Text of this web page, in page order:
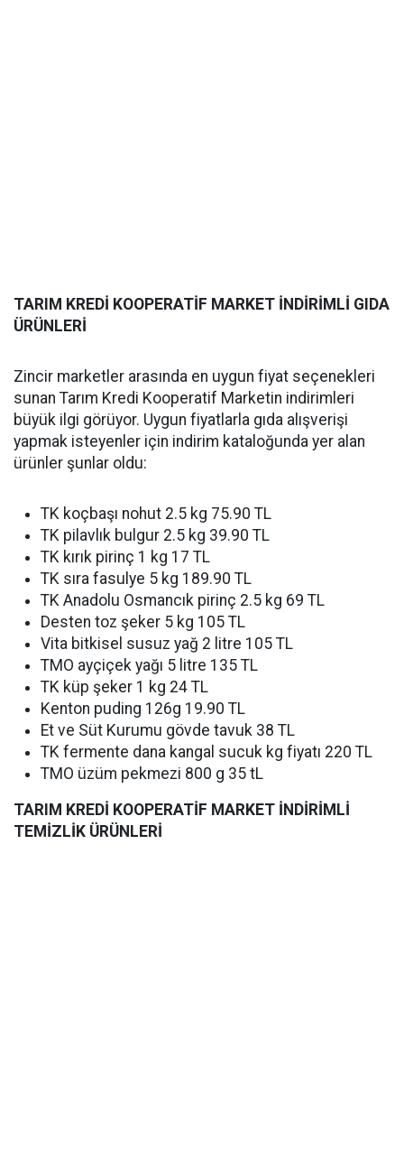
TARIM KREDİ KOOPERATİF MARKET İNDİRİMLİ GIDA
ÜRÜNLERİ
Zincir marketler arasında en uygun fiyat seçenekleri
sunan Tarım Kredi Kooperatif Marketin indirimleri
büyük ilgi görüyor. Uygun fiyatlarla gıda alışverişi
yapmak isteyenler için indirim kataloğunda yer alan
ürünler şunlar oldu:
TK koçbaşı nohut 2.5 kg 75.90 TL
TK pilavlık bulgur 2.5 kg 39.90 TL
TK kırık pirinç 1 kg 17 TL
TK sıra fasulye 5 kg 189.90 TL
TK Anadolu Osmancık pirinç 2.5 kg 69 TL
Desten toz şeker 5 kg 105 TL
Vita bitkisel susuz yağ 2 litre 105 TL
TMO ayçiçek yağı 5 litre 135 TL
TK küp şeker 1 kg 24 TL
Kenton puding 126g 19.90 TL
Et ve Süt Kurumu gövde tavuk 38 TL
TK fermente dana kangal sucuk kg fiyatı 220 TL
TMO üzüm pekmezi 800 g 35 tL
TARIM KREDİ KOOPERATİF MARKET İNDİRİMLİ
TEMİZLİK ÜRÜNLERİ